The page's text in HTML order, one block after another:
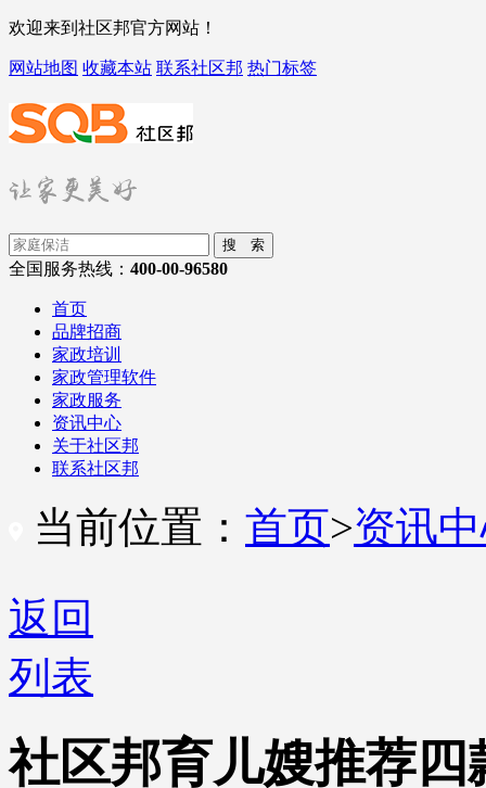
欢迎来到社区邦官方网站！
网站地图 收藏本站 联系社区邦 热门标签
搜 索
全国服务热线： 400-00-96580
首页
品牌招商
家政培训
家政管理软件
家政服务
资讯中心
关于社区邦
联系社区邦
当前位置： 首页>资讯
返回
列表
社区邦育儿嫂推荐